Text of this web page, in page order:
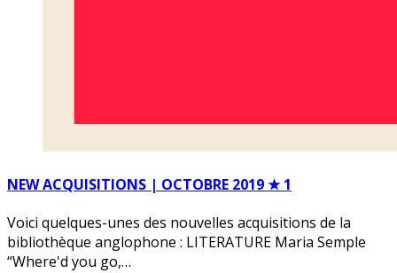
NEW ACQUISITIONS | OCTOBRE 2019 ★ 1
Voici quelques-unes des nouvelles acquisitions de la
bibliothèque anglophone : LITERATURE Maria Semple
“Where'd you go,…